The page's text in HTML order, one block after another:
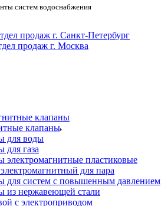
систем водоснабжения
продаж г. Санкт-Петербург
продаж г. Москва
клапаны
для воды
для газа
электромагнитные пластиковые
для пара
для систем с повышенным давлением
из нержавеющей стали